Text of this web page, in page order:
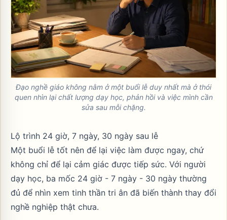
Đạo nghề giáo không nằm ở một buổi lễ duy nhất mà ở thói
quen nhìn lại chất lượng dạy học, phản hồi và việc mình cần
sửa sau mỗi chặng.
Lộ trình 24 giờ, 7 ngày, 30 ngày sau lễ
Một buổi lễ tốt nên để lại việc làm được ngay, chứ
không chỉ để lại cảm giác được tiếp sức. Với người
dạy học, ba mốc 24 giờ - 7 ngày - 30 ngày thường
đủ để nhìn xem tinh thần tri ân đã biến thành thay đổi
nghề nghiệp thật chưa.